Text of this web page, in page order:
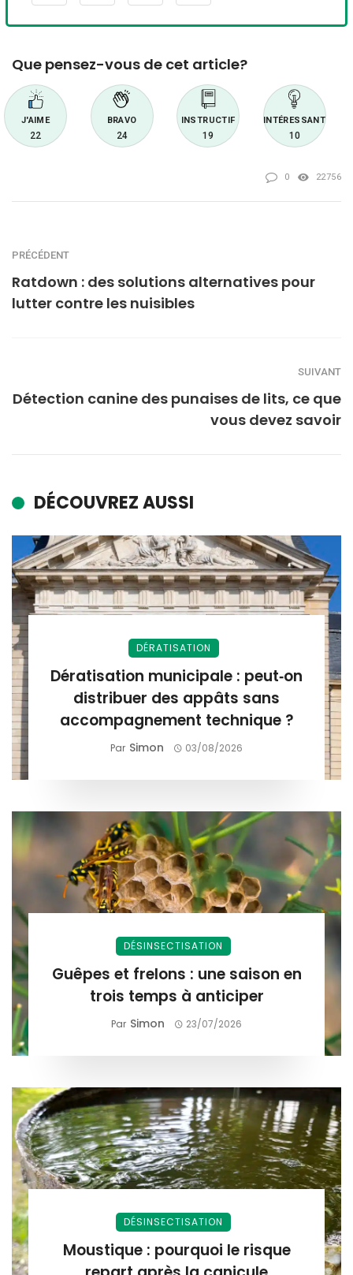
Que pensez-vous de cet article?
J'AIME
22
BRAVO
24
INSTRUCTIF
19
INTÉRESSANT
10
0 22756
PRÉCÉDENT
Ratdown : des solutions alternatives pour
lutter contre les nuisibles
SUIVANT
Détection canine des punaises de lits, ce que
vous devez savoir
DÉCOUVREZ AUSSI
DÉRATISATION
Dératisation municipale : peut‑on
distribuer des appâts sans
accompagnement technique ?
Par Simon 03/08/2026
DÉSINSECTISATION
Guêpes et frelons : une saison en
trois temps à anticiper
Par Simon 23/07/2026
DÉSINSECTISATION
Moustique : pourquoi le risque